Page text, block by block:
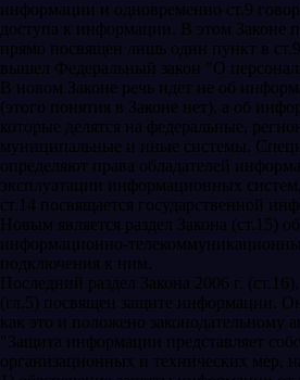
информации и одновременно ст.9
доступа к информации. В этом Законе
прямо посвящен лишь один пункт в
вышел Федеральный закон "О
В новом Законе речь идет не об
(этого понятия в Законе нет), а об
которые делятся на федеральные,
муниципальные и иные системы.
определяют права обладателей
эксплуатации информационных
ст.14 посвящается государственной
Новым является раздел Закона (ст.15)
информационно-
подключения к ним.
Последний раздел Закона 2006 г.
(гл.5) посвящен защите информации. Он
как это и положено законодательному
"Защита информации представляет
организационных и технических мер,